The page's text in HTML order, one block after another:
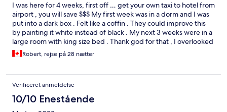
I was here for 4 weeks, first off … get your own taxi to hotel from
airport , you will save $$$ My first week was in a dorm and I was
put into a dark box . Felt like a coffin . They could improve this
by painting it white instead of black . My next 3 weeks were in a
large room with king size bed . Thank god for that , I overlooked
the water and it was special … cleaned everyday and coffee was
great
Robert, rejse på 28 nætter
Verificeret anmeldelse
10/10 Enestående